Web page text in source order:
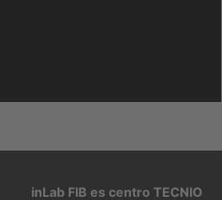
inLab FIB es centro TECNIO